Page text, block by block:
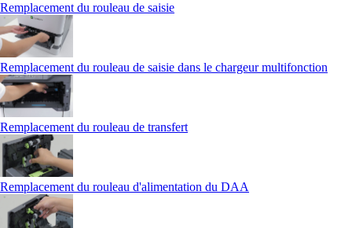
Remplacement du rouleau de saisie
Remplacement du rouleau de saisie dans le chargeur multifonction
Remplacement du rouleau de transfert
Remplacement du rouleau d'alimentation du DAA